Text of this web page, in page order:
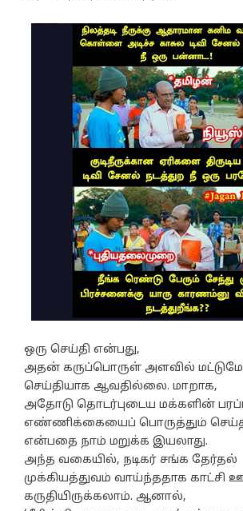
ஒரு செய்தி என்பது,
அதன் கருப்பொருள் அளவில் மட்டுமே
செய்தியாக ஆவதில்லை. மாறாக,
அதோடு தொடர்புடைய மக்களின்
எண்ணிக்கையைப் பொருத்தும்
என்பதை நாம் மறுக்க இயலாது.
அந்த வகையில், நடிகர் சங்க தேர்தல்
முக்கியத்துவம் வாய்ந்ததாக காட்சி
கருதியிருக்கலாம். ஆனால்,